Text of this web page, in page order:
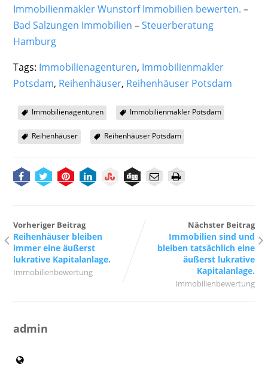
Immobilienmakler Wunstorf Immobilien bewerten. –
Bad Salzungen Immobilien –Steuerberatung
Hamburg
Tags: Immobilienagenturen, Immobilienmakler
Potsdam, Reihenhäuser, Reihenhäuser Potsdam
Immobilienagenturen Immobilienmakler Potsdam
Reihenhäuser Reihenhäuser Potsdam
Vorheriger Beitrag
Reihenhäuser bleiben
immer eine äußerst
lukrative Kapitalanlage.
Immobilienbewertung
Nächster Beitrag
Immobilien sind und
bleiben tatsächlich eine
äußerst lukrative
Kapitalanlage.
Immobilienbewertung
admin